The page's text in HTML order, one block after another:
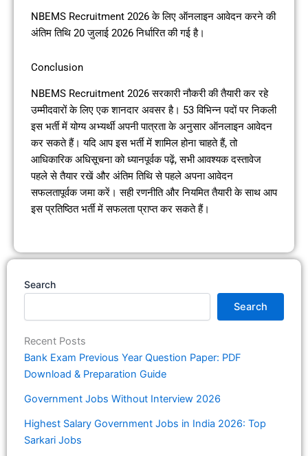
NBEMS Recruitment 2026 के लिए ऑनलाइन आवेदन करने की
अंतिम तिथि 20 जुलाई 2026 निर्धारित की गई है।
Conclusion
NBEMS Recruitment 2026 सरकारी नौकरी की तैयारी कर रहे
उम्मीदवारों के लिए एक शानदार अवसर है। 53 विभिन्न पदों पर निकली
इस भर्ती में योग्य अभ्यर्थी अपनी पात्रता के अनुसार ऑनलाइन आवेदन
कर सकते हैं। यदि आप इस भर्ती में शामिल होना चाहते हैं, तो
आधिकारिक अधिसूचना को ध्यानपूर्वक पढ़ें, सभी आवश्यक दस्तावेज
पहले से तैयार रखें और अंतिम तिथि से पहले अपना आवेदन
सफलतापूर्वक जमा करें। सही रणनीति और नियमित तैयारी के साथ आप
इस प्रतिष्ठित भर्ती में सफलता प्राप्त कर सकते हैं।
Search
Search
Recent Posts
Bank Exam Previous Year Question Paper: PDF
Download & Preparation Guide
Government Jobs Without Interview 2026
Highest Salary Government Jobs in India 2026: Top
Sarkari Jobs